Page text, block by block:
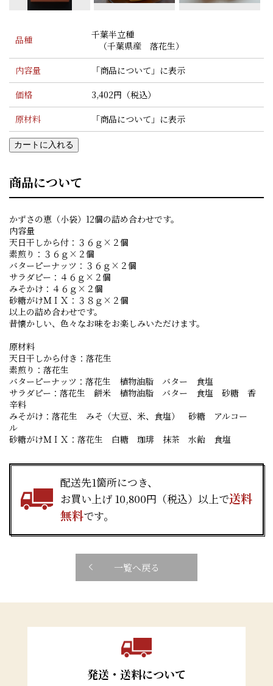
品種
千葉半立種
（千葉県産 落花生）
内容量
「商品について」に表示
価格
3,402円（税込）
原材料
「商品について」に表示
カートに入れる
商品について
かずさの恵（小袋）12個の詰め合わせです。
内容量
天日干しから付：３６ｇ×２個
素煎り：３６ｇ×２個
バターピーナッツ：３６ｇ×２個
サラダピー：４６ｇ×２個
みそかけ：４６ｇ×２個
砂糖がけＭＩＸ：３８ｇ×２個
以上の詰め合わせです。
昔懐かしい、色々なお味をお楽しみいただけます。
原材料
天日干しから付き：落花生
素煎り：落花生
バターピーナッツ：落花生 植物油脂 バター 食塩
サラダピー：落花生 餅米 植物油脂 バター 食塩 砂糖 香
辛料
みそがけ：落花生 みそ（大豆、米、食塩） 砂糖 アルコー
ル
砂糖がけＭＩＸ：落花生 白糖 珈琲 抹茶 水飴 食塩
配送先1箇所につき、
お買い上げ 10,800円（税込）以上で送料
無料です。
一覧へ戻る
発送・送料について